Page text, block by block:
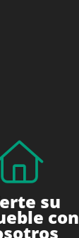
su
con